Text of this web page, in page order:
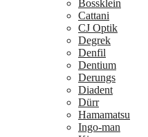
Bossklein
Cattani
CJ Optik
Degrek
Denfil
Dentium
Derungs
Diadent
Dürr
Hamamatsu
Ingo-man